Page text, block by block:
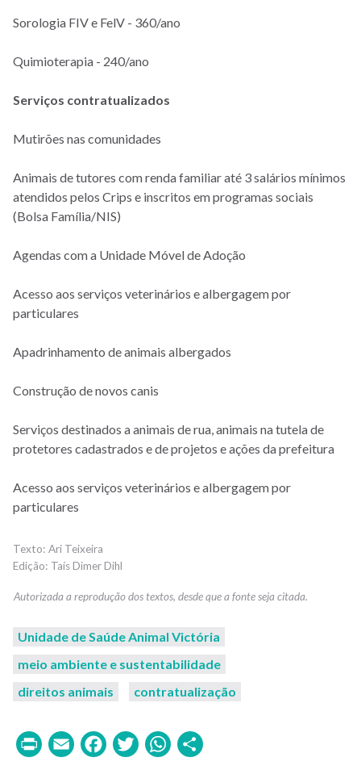
Sorologia FIV e FelV - 360/ano
Quimioterapia - 240/ano
Serviços contratualizados
Mutirões nas comunidades
Animais de tutores com renda familiar até 3 salários mínimos
atendidos pelos Crips e inscritos em programas sociais
(Bolsa Família/NIS)
Agendas com a Unidade Móvel de Adoção
Acesso aos serviços veterinários e albergagem por
particulares
Apadrinhamento de animais albergados
Construção de novos canis
Serviços destinados a animais de rua, animais na tutela de
protetores cadastrados e de projetos e ações da prefeitura
Acesso aos serviços veterinários e albergagem por
particulares
Ari Teixeira
Taís Dimer Dihl
Unidade de Saúde Animal Victória
meio ambiente e sustentabilidade
direitos animais
contratualização
PrintEmailFacebook
TwitterWhatsApp